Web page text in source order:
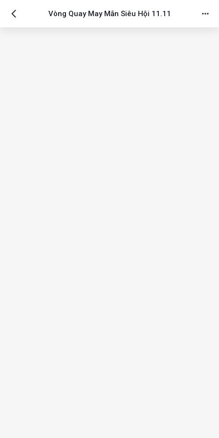
Vòng Quay May Mắn Siêu Hội 11.11